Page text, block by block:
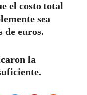
el costo total
sea
de euros.
la